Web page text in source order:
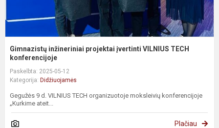
Gimnazistų inžineriniai projektai įvertinti VILNIUS TECH
konferencijoje
Paskelbta: 2025-05-12
Kategorija: Didžiuojamės
Gegužės 9 d. VILNIUS TECH organizuotoje moksleivių konferencijoje
„Kurkime ateit...
Plačiau